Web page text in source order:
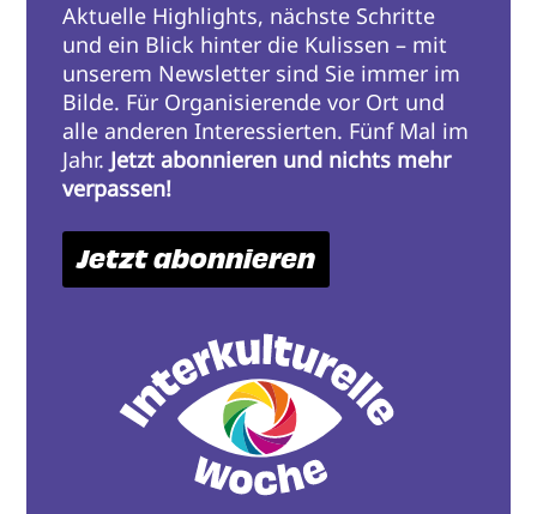
Aktuelle Highlights, nächste Schritte
und ein Blick hinter die Kulissen – mit
unserem Newsletter sind Sie immer im
Bilde. Für Organisierende vor Ort und
alle anderen Interessierten. Fünf Mal im
Jahr. Jetzt abonnieren und nichts mehr
verpassen!
Jetzt abonnieren